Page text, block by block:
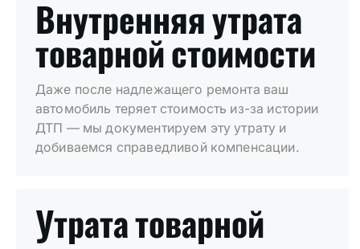
Внутренняя утрата
товарной стоимости
Даже после надлежащего ремонта ваш
автомобиль теряет стоимость из-за истории
ДТП — мы документируем эту утрату и
добиваемся справедливой компенсации.
Утрата товарной